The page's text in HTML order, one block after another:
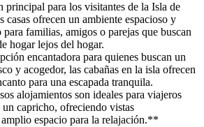
principal para los visitantes de la Isla de
casas ofrecen un ambiente espacioso y
familias, amigos o parejas que buscan
hogar lejos del hogar.
encantadora para quienes buscan un
y acogedor, las cabañas en la isla ofrecen
para una escapada tranquila.
alojamientos son ideales para viajeros
un capricho, ofreciendo vistas
espacio para la relajación.**